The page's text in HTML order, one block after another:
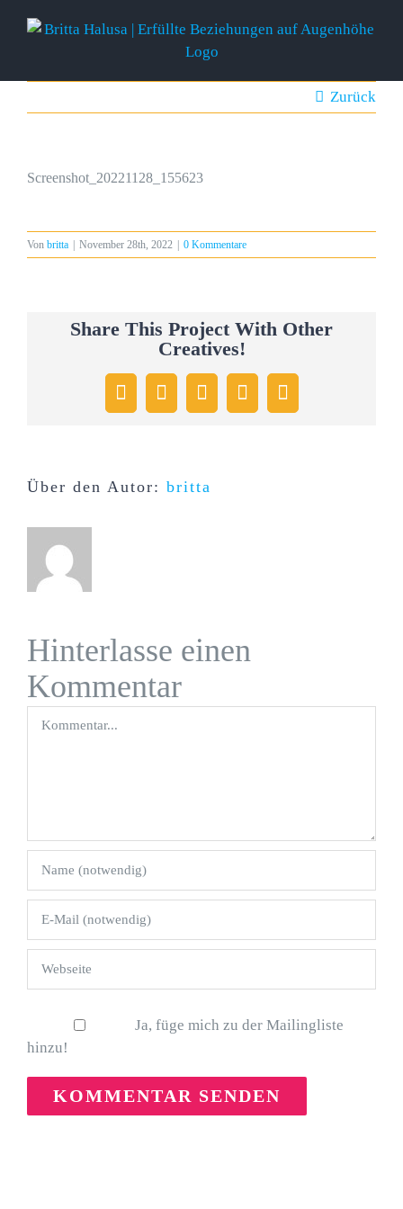
Inhalt
Zurück
Screenshot_20221128_155623
Von britta | November 28th, 2022 | 0 Kommentare
Share This Project With Other
Creatives!
Facebook
X WhatsApp
Pinterest
E-
Über den Autor: britta
Hinterlasse einen
Kommentar
Ja, füge mich zu der Mailingliste
hinzu!